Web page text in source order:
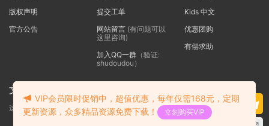
版权声明
官方公告
提交工单
网站留言(有问题可以
这里咨询)
加入QQ一群（验证:
shudoudou）
Kids 中文
优惠团购
有偿求助
文本标题
这里输入代码
VIP会员限时促销中，超值优惠，每年仅需168元，定期
更新资源，众多精品资源免费下载！
立刻购买VIP